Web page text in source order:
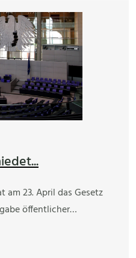
am 23. April das Gesetz
öffentlicher…